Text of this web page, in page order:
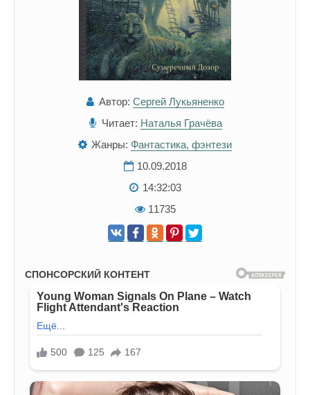
Автор: Сергей Лукьяненко
Читает: Наталья Грачёва
Жанры: Фантастика, фэнтези
10.09.2018
14:32:03
11735